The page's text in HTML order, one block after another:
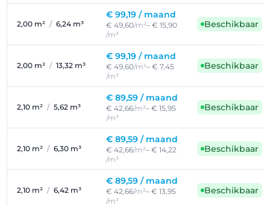
2,00 m² / 6,24 m³
€ 99,19 / maand
€ 49,60/m²– € 15,90
/m³
Beschikbaar
2,00 m² / 13,32 m³
€ 99,19 / maand
€ 49,60/m²– € 7,45
/m³
Beschikbaar
2,10 m² / 5,62 m³
€ 89,59 / maand
€ 42,66/m²– € 15,95
/m³
Beschikbaar
2,10 m² / 6,30 m³
€ 89,59 / maand
€ 42,66/m²– € 14,22
/m³
Beschikbaar
2,10 m² / 6,42 m³
€ 89,59 / maand
€ 42,66/m²– € 13,95
/m³
Beschikbaar